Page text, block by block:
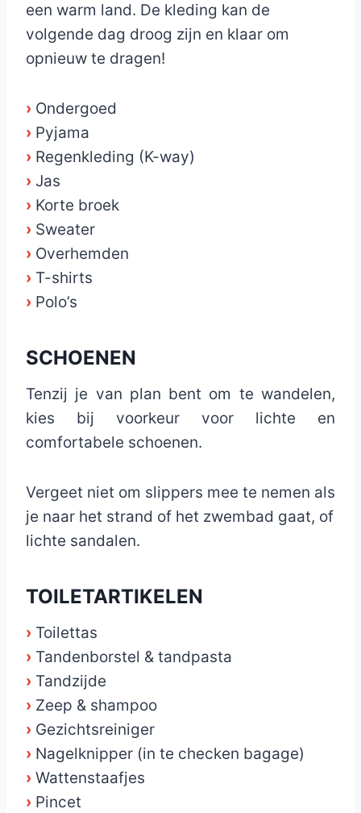
een warm land. De kleding kan de
volgende dag droog zijn en klaar om
opnieuw te dragen!
› Ondergoed
› Pyjama
› Regenkleding (K-way)
› Jas
› Korte broek
› Sweater
› Overhemden
› T-shirts
› Polo’s
SCHOENEN
Tenzij je van plan bent om te wandelen,
kies bij voorkeur voor lichte en
comfortabele schoenen.
Vergeet niet om slippers mee te nemen als
je naar het strand of het zwembad gaat, of
lichte sandalen.
TOILETARTIKELEN
› Toilettas
› Tandenborstel & tandpasta
› Tandzijde
› Zeep & shampoo
› Gezichtsreiniger
› Nagelknipper (in te checken bagage)
› Wattenstaafjes
› Pincet